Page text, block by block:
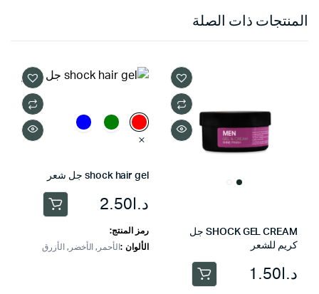
المنتجات ذات الصلة
SHOCK GEL CREAM جل
كريم للشعر
د.ا1.50
shock hair gel جل شعر
د.ا2.50هناك
العديد
من
رمز المنتج:
الألوان الأحمر, الأخضر, الأزرق